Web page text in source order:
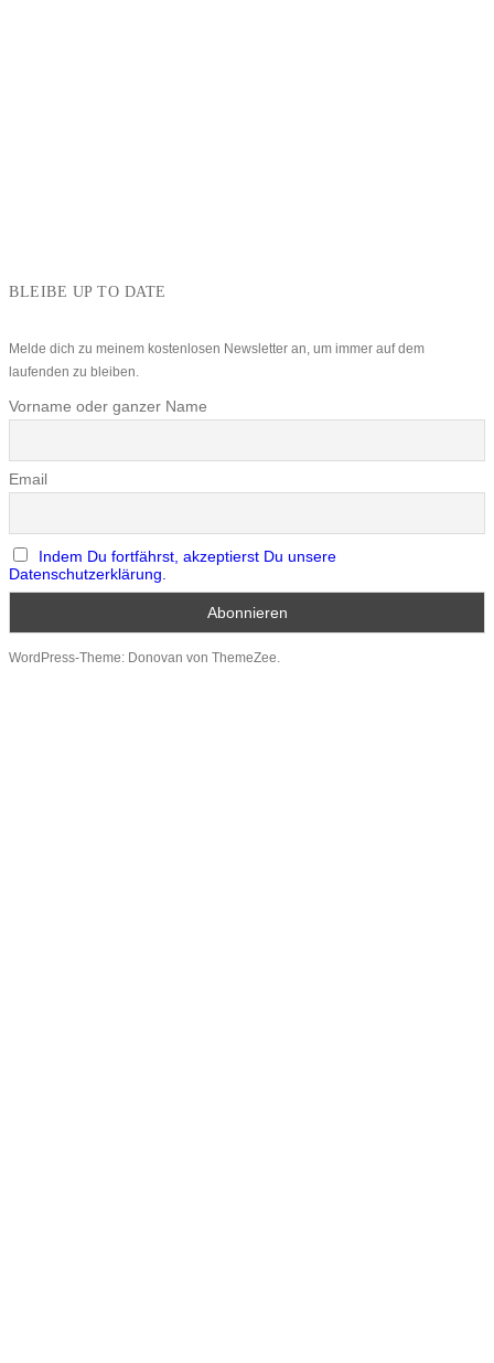
BLEIBE UP TO DATE
Melde dich zu meinem kostenlosen Newsletter an, um immer auf dem
laufenden zu bleiben.
Vorname oder ganzer Name
Email
Indem Du fortfährst, akzeptierst Du unsere
Datenschutzerklärung.
WordPress-Theme: Donovan von ThemeZee.